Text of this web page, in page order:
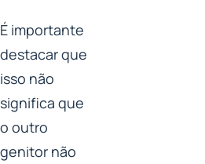
É importante
destacar que
isso não
significa que
o outro
genitor não